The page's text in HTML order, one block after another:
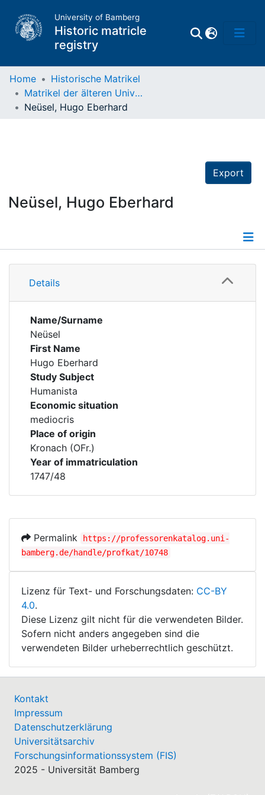
University of Bamberg
Historic matricle
registry
Matrikel
Home
Historische Matrikel
Matrikel der älteren Universität
Neüsel, Hugo Eberhard
Export
Neüsel, Hugo Eberhard
Details
Details
Name/Surname
Neüsel
First Name
Hugo Eberhard
Study Subject
Humanista
Economic situation
mediocris
Place of origin
Kronach (OFr.)
Year of immatriculation
1747/48
Permalink
https://professorenkatalog.uni-
bamberg.de/handle/profkat/10748
Lizenz für Text- und Forschungsdaten: CC-BY
4.0.
Diese Lizenz gilt nicht für die verwendeten Bilder.
Sofern nicht anders angegeben sind die
verwendeten Bilder urheberrechtlich geschützt.
Kontakt
Impressum
Datenschutzerklärung
Universitätsarchiv
Forschungsinformationssystem (FIS)
2025 - Universität Bamberg